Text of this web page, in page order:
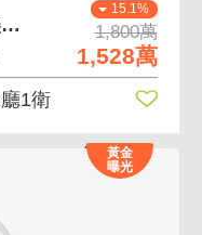
15.1%
1,800萬
1,528萬
京站城市天際線 高樓都市美景一窗永覽北車天際線
1衛
黃金
曝光